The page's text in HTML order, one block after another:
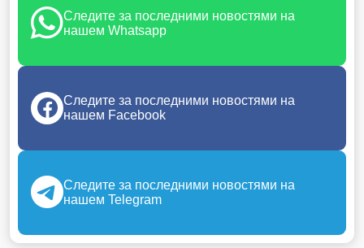
Следите за последними новостями на
нашем Whatsapp
Следите за последними новостями на
нашем Facebook
Следите за последними новостями на
нашем Telegram